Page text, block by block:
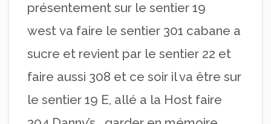
présentement sur le sentier 19
west va faire le sentier 301 cabane a
sucre et revient par le sentier 22 et
faire aussi 308 et ce soir il va être sur
le sentier 19 E, allé a la Host faire